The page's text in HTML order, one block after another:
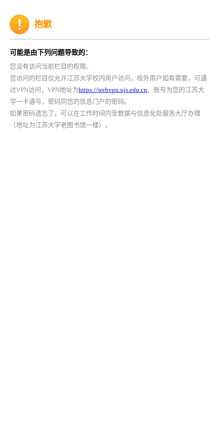
抱歉
可能是由下列问题导致的：
您没有访问当前栏目的权限。
您访问的栏目仅允许江苏大学校内用户访问。校外用户如有需要，可通
过VPN访问，VPN地址为https://webvpn.ujs.edu.cn，账号为您的江苏大
学一卡通号，密码同您的信息门户的密码。
如果密码遗忘了，可以在工作时间内至数据与信息化处服务大厅办理
（地址为江苏大学老图书馆一楼）。